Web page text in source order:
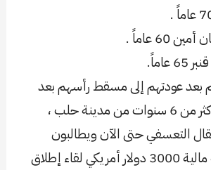
بعد عودتهم إلى مسقط رأسهم بعد
تهجير قسري دام اكثر من 6 سنوات من مدينة حلب ،
التعسفي حتى الآن ويطالبون
ذويهم بدفع فدية مالية 3000 دولار أمريكي لقاء إطلاق